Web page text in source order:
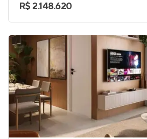
R$ 2.148.620